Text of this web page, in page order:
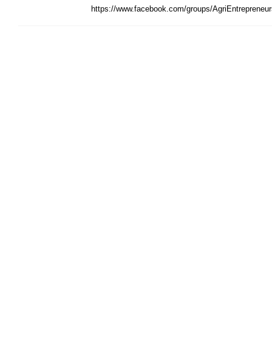
https://www.facebook.com/groups/